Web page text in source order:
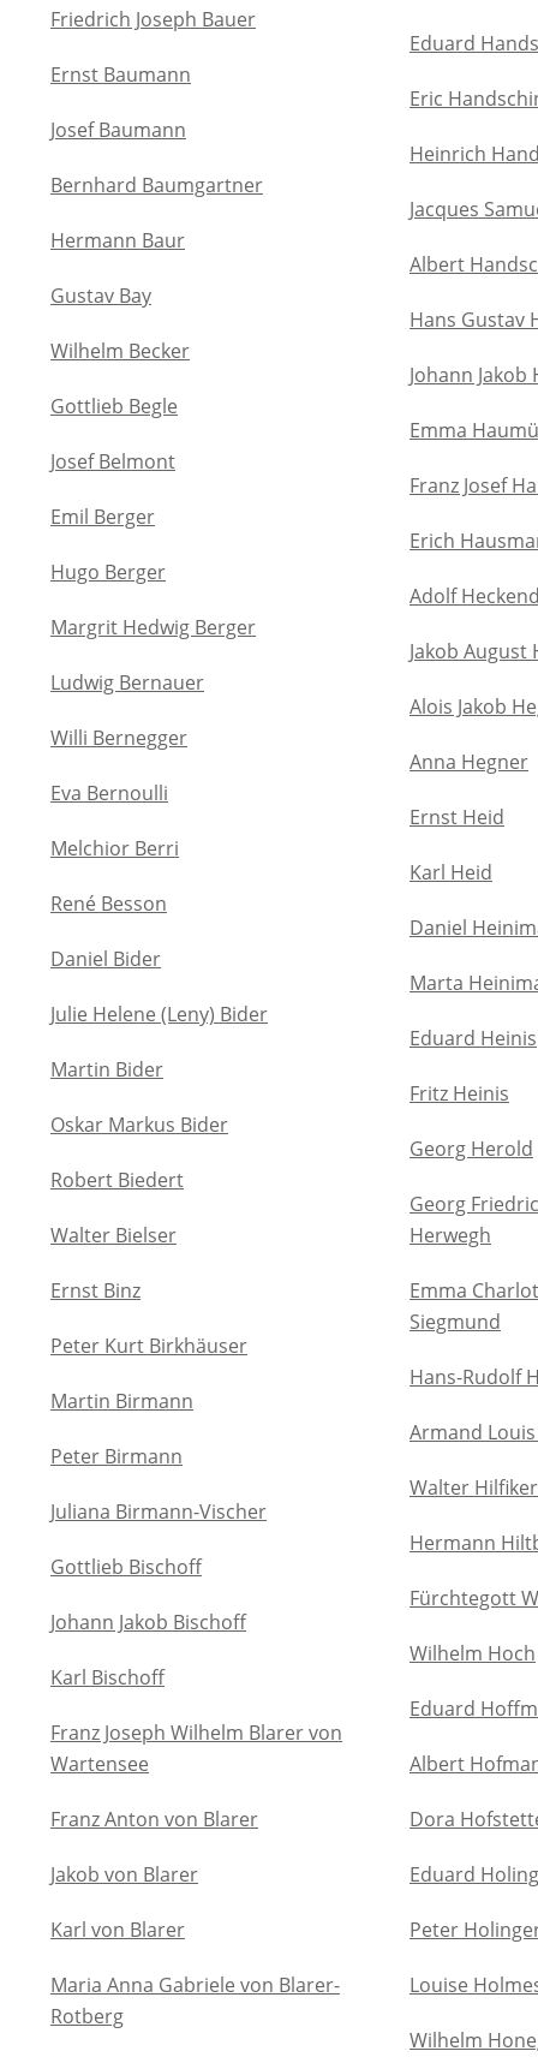
Friedrich Joseph Bauer
Ernst Baumann
Josef Baumann
Bernhard Baumgartner
Hermann Baur
Gustav Bay
Wilhelm Becker
Gottlieb Begle
Josef Belmont
Emil Berger
Hugo Berger
Margrit Hedwig Berger
Ludwig Bernauer
Willi Bernegger
Eva Bernoulli
Melchior Berri
René Besson
Daniel Bider
Julie Helene (Leny) Bider
Martin Bider
Oskar Markus Bider
Robert Biedert
Walter Bielser
Ernst Binz
Peter Kurt Birkhäuser
Martin Birmann
Peter Birmann
Juliana Birmann-Vischer
Gottlieb Bischoff
Johann Jakob Bischoff
Karl Bischoff
Franz Joseph Wilhelm Blarer von
Wartensee
Franz Anton von Blarer
Jakob von Blarer
Karl von Blarer
Maria Anna Gabriele von Blarer-
Rotberg
Eduard
Eric
Heinrich
Jacques
Albert
Hans Gustav
Johann
Emma
Franz Josef
Erich
Adolf
Jakob August
Alois Jakob
Anna Hegner
Ernst Heid
Karl Heid
Daniel
Marta
Eduard Heinis
Fritz Heinis
Georg Herold
Georg
Herwegh
Emma
Siegmund
Hans-Rudolf
Armand
Walter Hilfiker
Hermann
Fürchtegott
Wilhelm Hoch
Eduard
Albert
Dora
Eduard
Peter
Louise
Wilhelm